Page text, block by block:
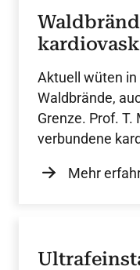
Aktuell wüten in
Waldbrände,
Grenze. Prof.
verbundene
Mehr